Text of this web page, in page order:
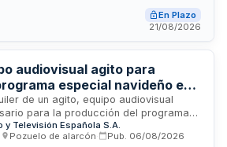
de CRTVE. El contratista deberá
responsable de coordinar los
de contratos de suministros.
En Plazo
21/08/2026
audiovisual agito para
especial navideño en
de un agito, equipo audiovisual
para la producción del programa
realizará en el Estudio 5 de RTVE
incluye la entrega, instalación,
y Televisión Española S.A.
Pozuelo de alarcón Pub. 06/08/2026